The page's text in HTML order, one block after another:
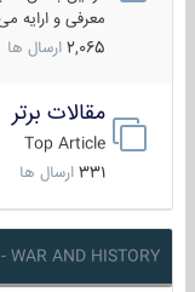
معرفی و ارایه می
2,065 ارسال ها
مقالات برتر
Top Article
331 ارسال ها
WAR AND HISTORY - بخش جنگ و تاریخ